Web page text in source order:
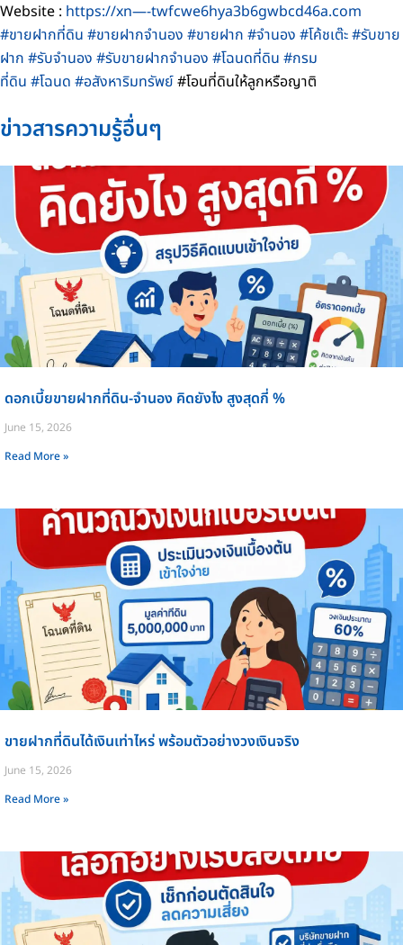
Website : https://xn—-twfcwe6hya3b6gwbcd46a.com
#ขายฝากที่ดิน #ขายฝากจำนอง #ขายฝาก #จำนอง #โค้ชเต๊ะ#รับขาย
ฝาก #รับจำนอง #รับขายฝากจำนอง #โฉนดที่ดิน #กรม
ที่ดิน #โฉนด #อสังหาริมทรัพย์#โอนที่ดินให้ลูกหรือญาติ
ข่าวสารความรู้อื่นๆ
ดอกเบี้ยขายฝากที่ดิน-จำนอง คิดยังไง สูงสุดกี่ %
June 15, 2026
Read More »
ขายฝากที่ดินได้เงินเท่าไหร่ พร้อมตัวอย่างวงเงินจริง
June 15, 2026
Read More »